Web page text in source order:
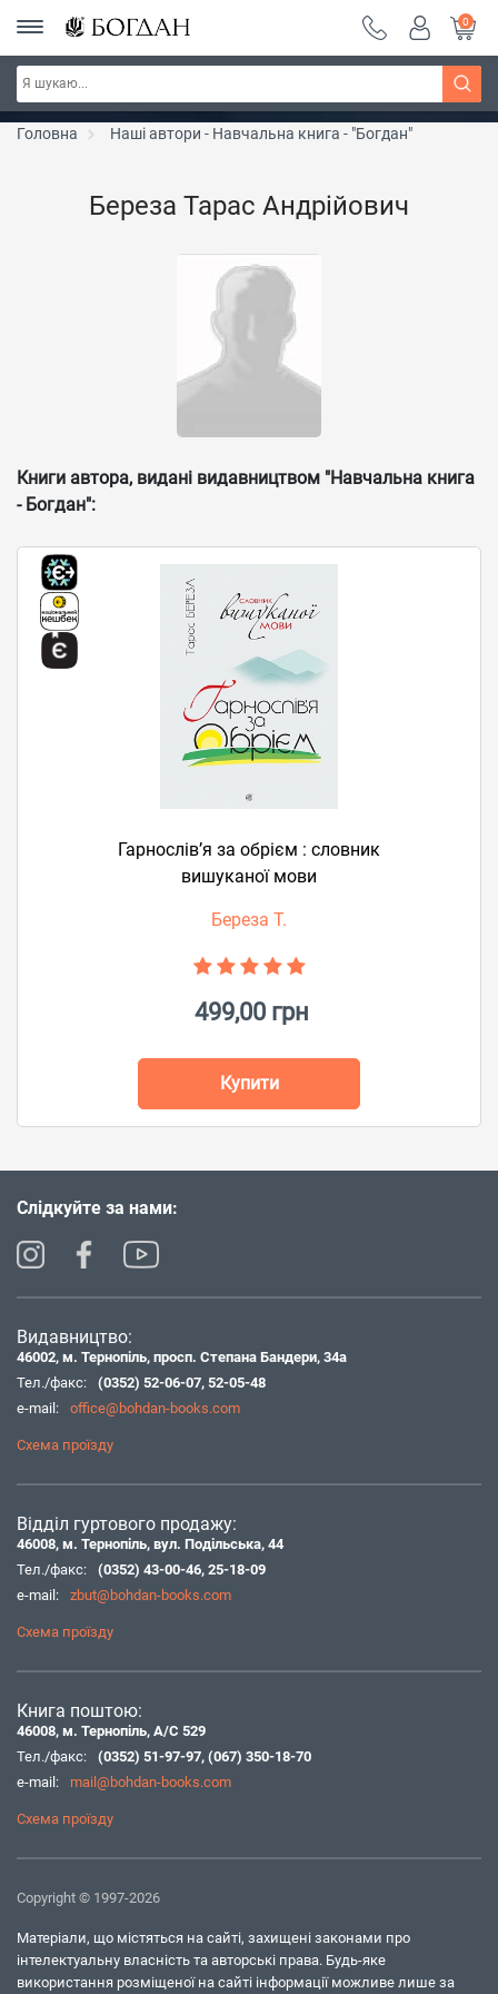
РОЗПРОДАЖ ~ 150 грн ~ 200 грн ~ 250 грн ~
300 грн ~ РОЗПРОДАЖ
Дізнатись більше
0
Головна Наші автори - Навчальна книга - "Богдан"
Береза Тарас Андрійович
Книги автора, видані видавництвом "Навчальна книга
- Богдан":
Гарнослів’я за обрієм : словник
вишуканої мови
Береза Т.
499,00 грн
Купити
Слідкуйте за нами:
Видавництво:
46002, м. Тернопіль, просп. Степана Бандери, 34а
Тел./факс:
(0352) 52-06-07, 52-05-48
e-mail:
office@bohdan-books.com
Схема проїзду
Відділ гуртового продажу:
46008, м. Тернопіль, вул. Подільська, 44
Тел./факс:
(0352) 43-00-46, 25-18-09
e-mail:
zbut@bohdan-books.com
Схема проїзду
Книга поштою:
46008, м. Тернопіль, А/С 529
Тел./факс:
(0352) 51-97-97, (067) 350-18-70
e-mail:
mail@bohdan-books.com
Схема проїзду
Copyright © 1997-2026
Матеріали, що містяться на сайті, захищені законами про
інтелектуальну власність та авторські права. Будь-яке
використання розміщеної на сайті інформації можливе лише за